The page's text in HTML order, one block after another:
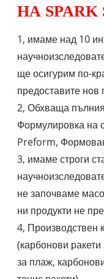
НА SPARK
1, имаме над 10
ще осигурим по-
предоставите нов
2, Обхваща
Формулировка на
Preform,
3, имаме строги
не започваме
ни продукти не
4, Производствен
(карбонови
за плаж,